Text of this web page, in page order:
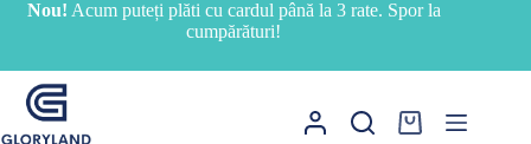
SariNou! Acum puteți plăti cu cardul până la 3 rate. Spor la
cumpărături!
Coș